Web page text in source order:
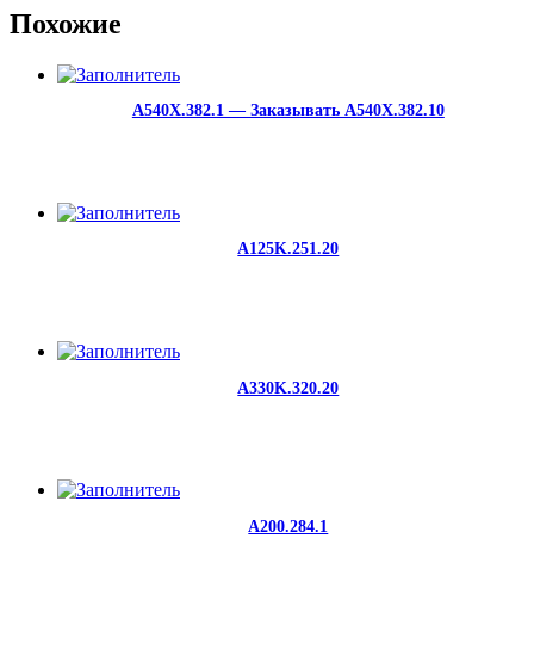
Похожие
A540X.382.1 — Заказывать A540X.382.10
A125K.251.20
A330K.320.20
A200.284.1